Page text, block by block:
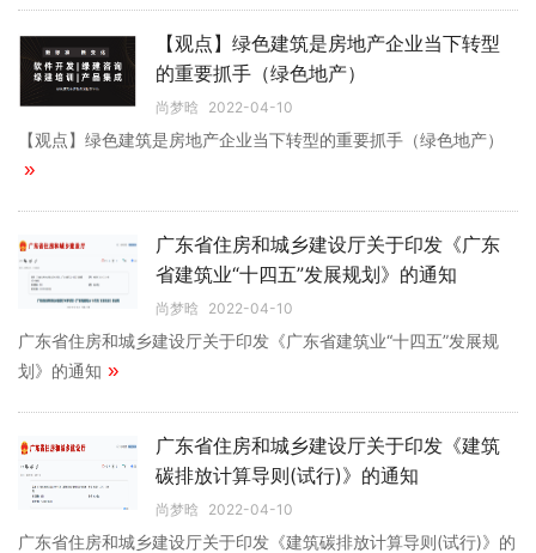
【观点】绿色建筑是房地产企业当下转型
的重要抓手（绿色地产）
尚梦晗 2022-04-10
【观点】绿色建筑是房地产企业当下转型的重要抓手（绿色地产）
»
广东省住房和城乡建设厅关于印发《广东
省建筑业“十四五”发展规划》的通知
尚梦晗 2022-04-10
广东省住房和城乡建设厅关于印发《广东省建筑业“十四五”发展规
划》的通知 »
广东省住房和城乡建设厅关于印发《建筑
碳排放计算导则(试行)》的通知
尚梦晗 2022-04-10
广东省住房和城乡建设厅关于印发《建筑碳排放计算导则(试行)》的